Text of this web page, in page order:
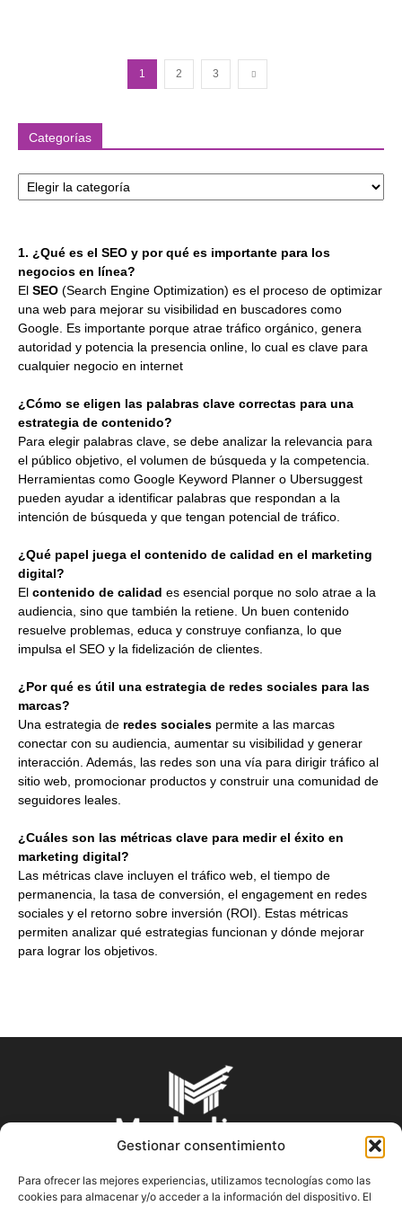
Gestionar consentimiento
Para ofrecer las mejores experiencias, utilizamos tecnologías como las
cookies para almacenar y/o acceder a la información del dispositivo. El
1 2 3
Categorías
Categorías
1. ¿Qué es el SEO y por qué es importante para los
negocios en línea?
El SEO (Search Engine Optimization) es el proceso de optimizar
una web para mejorar su visibilidad en buscadores como
Google. Es importante porque atrae tráfico orgánico, genera
autoridad y potencia la presencia online, lo cual es clave para
cualquier negocio en internet
¿Cómo se eligen las palabras clave correctas para una
estrategia de contenido?
Para elegir palabras clave, se debe analizar la relevancia para
el público objetivo, el volumen de búsqueda y la competencia.
Herramientas como Google Keyword Planner o Ubersuggest
pueden ayudar a identificar palabras que respondan a la
intención de búsqueda y que tengan potencial de tráfico.
¿Qué papel juega el contenido de calidad en el marketing
digital?
El contenido de calidad es esencial porque no solo atrae a la
audiencia, sino que también la retiene. Un buen contenido
resuelve problemas, educa y construye confianza, lo que
impulsa el SEO y la fidelización de clientes.
¿Por qué es útil una estrategia de redes sociales para las
marcas?
Una estrategia de redes sociales permite a las marcas
conectar con su audiencia, aumentar su visibilidad y generar
interacción. Además, las redes son una vía para dirigir tráfico al
sitio web, promocionar productos y construir una comunidad de
seguidores leales.
¿Cuáles son las métricas clave para medir el éxito en
marketing digital?
Las métricas clave incluyen el tráfico web, el tiempo de
permanencia, la tasa de conversión, el engagement en redes
sociales y el retorno sobre inversión (ROI). Estas métricas
permiten analizar qué estrategias funcionan y dónde mejorar
para lograr los objetivos.